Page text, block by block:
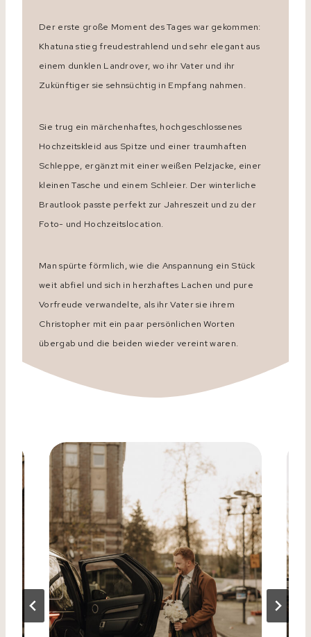
Der erste große Moment des Tages war gekommen:
Khatuna stieg freudestrahlend und sehr elegant aus
einem dunklen Landrover, wo ihr Vater und ihr
Zukünftiger sie sehnsüchtig in Empfang nahmen.
Sie trug ein märchenhaftes, hochgeschlossenes
Hochzeitskleid aus Spitze und einer traumhaften
Schleppe, ergänzt mit einer weißen Pelzjacke, einer
kleinen Tasche und einem Schleier. Der winterliche
Brautlook passte perfekt zur Jahreszeit und zu der
Foto- und Hochzeitslocation.
Man spürte förmlich, wie die Anspannung ein Stück
weit abfiel und sich in herzhaftes Lachen und pure
Vorfreude verwandelte, als ihr Vater sie ihrem
Christopher mit ein paar persönlichen Worten
übergab und die beiden wieder vereint waren.